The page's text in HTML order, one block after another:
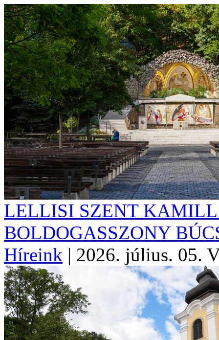
LELLISI SZENT
BOLDOGASSZONY
Híreink | 2026. július. 05.